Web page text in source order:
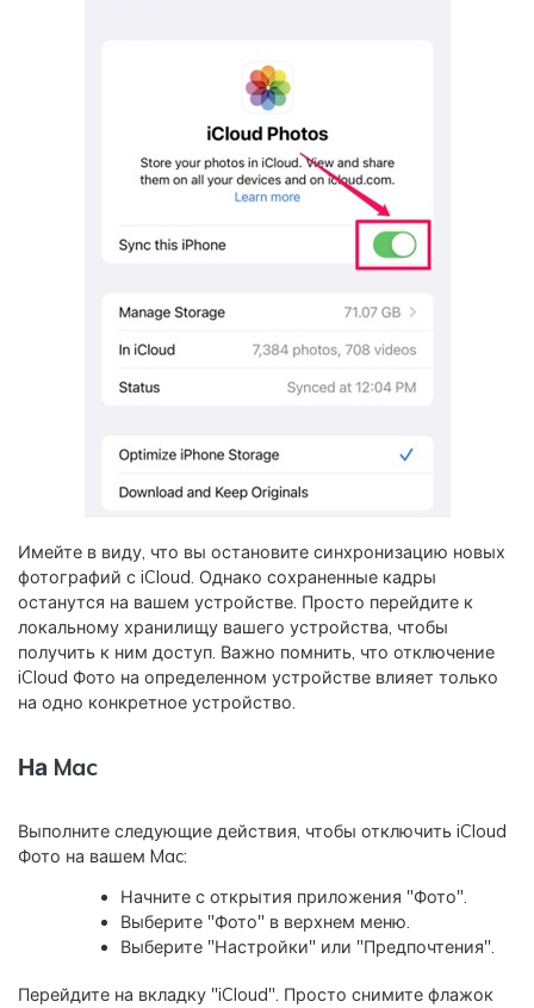
Имейте в виду, что вы остановите синхронизацию новых
фотографий с iCloud. Однако сохраненные кадры
останутся на вашем устройстве. Просто перейдите к
локальному хранилищу вашего устройства, чтобы
получить к ним доступ. Важно помнить, что отключение
iCloud Фото на определенном устройстве влияет только
на одно конкретное устройство.
На Mac
Выполните следующие действия, чтобы отключить iCloud
Фото на вашем Mac:
Начните с открытия приложения "Фото".
Выберите "Фото" в верхнем меню.
Выберите "Настройки" или "Предпочтения".
Перейдите на вкладку "iCloud". Просто снимите флажок